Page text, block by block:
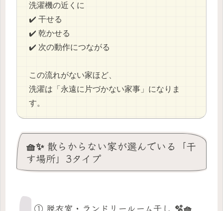
洗濯機の近くに
✔️ 干せる
✔️ 乾かせる
✔️ 次の動作につながる
この流れがない家ほど、
洗濯は「永遠に片づかない家事」になりま
す。
🧺✨ 散らからない家が選んでいる「干
す場所」3タイプ
① 脱衣室・ランドリールーム干し 🫧🧺